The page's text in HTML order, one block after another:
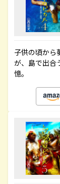
子供の頃から
が、島で出合
憶。